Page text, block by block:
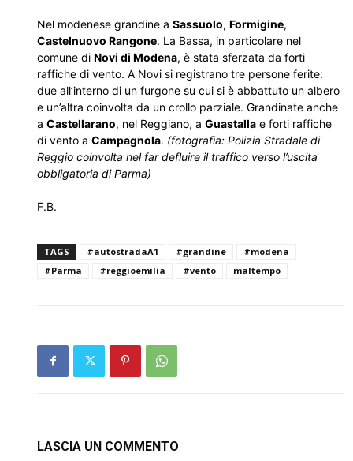
Nel modenese grandine a Sassuolo, Formigine,
Castelnuovo Rangone. La Bassa, in particolare nel
comune di Novi di Modena, è stata sferzata da forti
raffiche di vento. A Novi si registrano tre persone ferite:
due all’interno di un furgone su cui si è abbattuto un albero
e un’altra coinvolta da un crollo parziale. Grandinate anche
a Castellarano, nel Reggiano, a Guastalla e forti raffiche
di vento a Campagnola. (fotografia: Polizia Stradale di
Reggio coinvolta nel far defluire il traffico verso l’uscita
obbligatoria di Parma)
F.B.
TAGS #autostradaA1 #grandine
#modena
#Parma
#reggioemilia #vento maltempo
LASCIA UN COMMENTO